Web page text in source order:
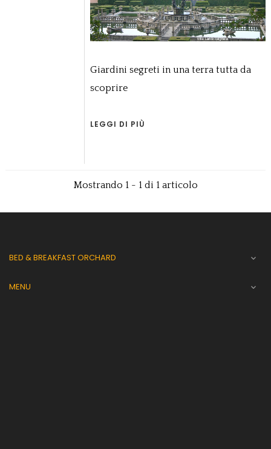
Giardini segreti in una terra tutta da
scoprire
LEGGI DI PIÙ
Mostrando 1 - 1 di 1 articolo
BED & BREAKFAST ORCHARD 
MENU 